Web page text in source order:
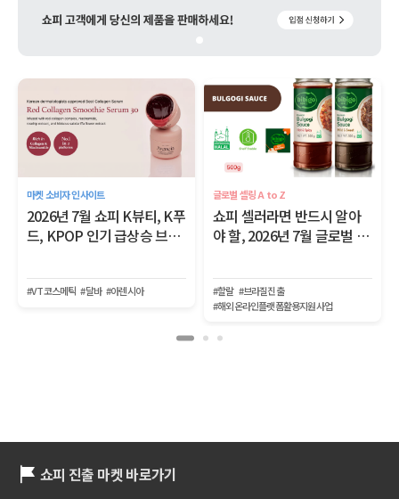
마켓 소비자 인사이트
2026년 7월 쇼피 K뷰티, K푸
드, KPOP 인기 급상승 브랜
#VT코스메틱 #달바 #아렌시아
글로벌 셀링 A to Z
쇼피 셀러라면 반드시 알아
야 할, 2026년 7월 글로벌 이
#할랄 #브라질진출
#해외온라인플랫폼활용지원사업
쇼피 진출 마켓 바로가기